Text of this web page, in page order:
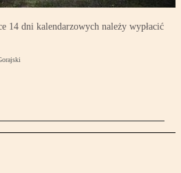
14 dni kalendarzowych należy wypłacić